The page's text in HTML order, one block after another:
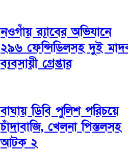
নওগাঁয় র‌্যাবের অভিযানে
২৯৬ ফেন্সিডিলসহ দুই
ব্যবসায়ী গ্রেপ্তার
বাঘায় ডিবি পুলিশ পরিচয়ে
চাঁদাবাজি, খেলনা পিস্তলসহ
আটক ২